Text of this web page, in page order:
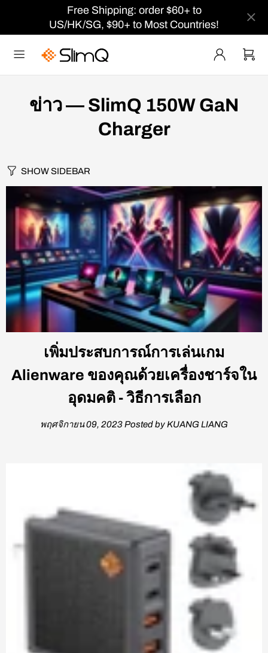
Free Shipping: order $60+ to
US/HK/SG, $90+ to Most Countries!
ข่าว— SlimQ 150W GaN
Charger
SHOW SIDEBAR
เพิ่มประสบการณ์การเล่นเกม
Alienware ของคุณด้วยเครื่องชาร์จใน
อุดมคติ - วิธีการเลือก
พฤศจิกายน 09, 2023Posted by KUANG LIANG